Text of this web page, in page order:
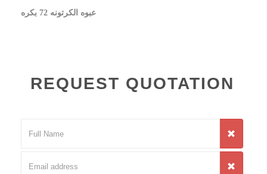
عبوه الكرتونه 72 بكره
REQUEST QUOTATION